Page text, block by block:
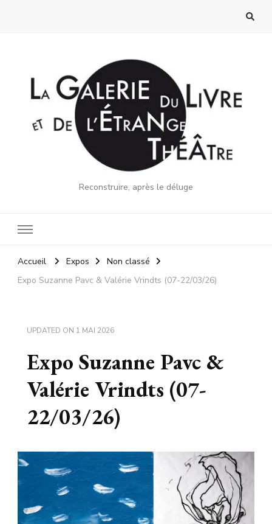
Reconstruire, après le déluge
Accueil Expos
Non classé
Expo Suzanne Pavc & Valérie Vrindts (07-22/03/26)
UPDATED ON 1 MAI 2026
Expo Suzanne Pavc &
Valérie Vrindts (07-
22/03/26)